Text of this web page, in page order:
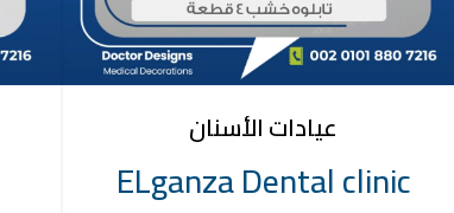
عيادات الأسنان
ELganza Dental clinic